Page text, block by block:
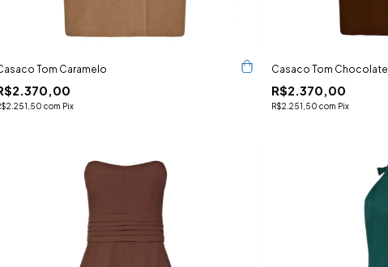
Tom Caramelo
com Pix
Casaco Tom Chocolate
R$2.370,00
R$2.251,50 com Pix